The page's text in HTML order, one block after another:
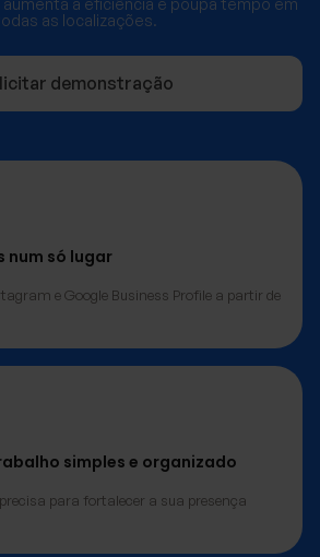
a eficiência e poupa tempo em
as localizações.
demonstração
num só lugar
e Google Business Profile a partir de
simples e organizado
para fortalecer a sua presença